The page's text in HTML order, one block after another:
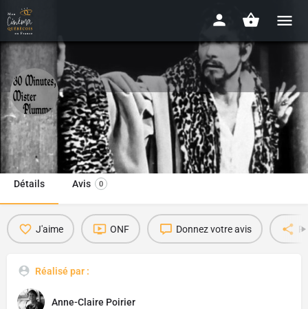
30 minutes, Mister Plummer
1963 - 27 min
Détails Avis 0
J'aime ONF Donnez votre avis
Réalisé par :
Anne-Claire Poirier